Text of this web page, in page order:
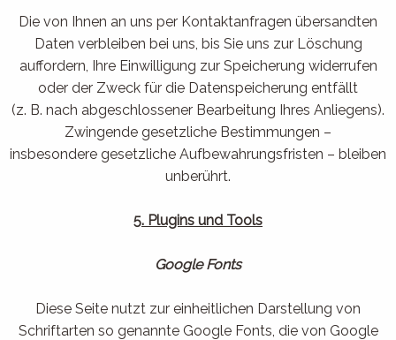
Die von Ihnen an uns per Kontaktanfragen übersandten
Daten verbleiben bei uns, bis Sie uns zur Löschung
auffordern, Ihre Einwilligung zur Speicherung widerrufen
oder der Zweck für die Datenspeicherung entfällt
(z. B. nach abgeschlossener Bearbeitung Ihres Anliegens).
Zwingende gesetzliche Bestimmungen –
insbesondere gesetzliche Aufbewahrungsfristen – bleiben
unberührt.
5. Plugins und Tools
Google Fonts
Diese Seite nutzt zur einheitlichen Darstellung von
Schriftarten so genannte Google Fonts, die von Google